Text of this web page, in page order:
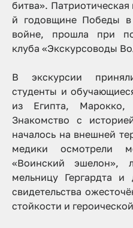
битва».
й годовщине Победы в
войне, прошла при
клуба «Экскурсоводы
В экскурсии
студенты и
из Египта, Марокко,
Знакомство с
началось на внешней
медики осмотрели
«Воинский эшелон»,
мельницу Гергардта
свидетельства
стойкости и